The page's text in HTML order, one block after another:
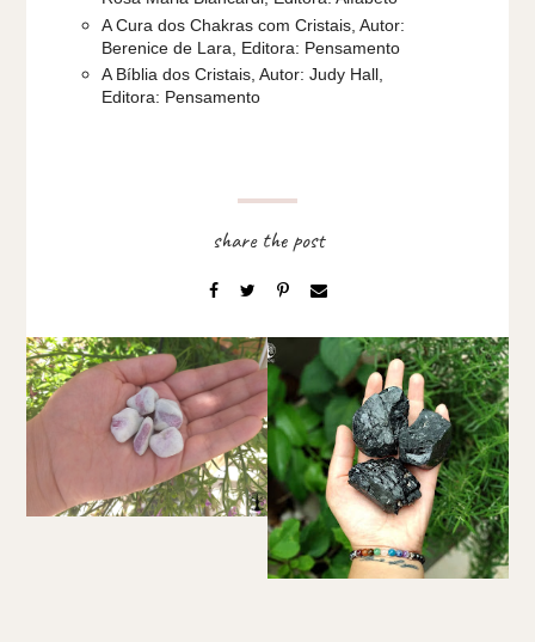
A Cura dos Chakras com Cristais, Autor:
Berenice de Lara, Editora: Pensamento
A Bíblia dos Cristais, Autor: Judy Hall,
Editora: Pensamento